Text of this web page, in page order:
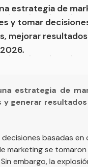
estrategia de
y tomar
mejorar
estrategia de
generar
basadas en
marketing se
embargo, la